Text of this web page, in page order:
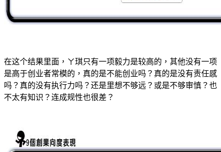
在这个结果里面，ㄚ琪只有一项毅力是较高的，其他没有一项
是高于创业者常模的，真的是不能创业吗？真的是没有责任感
吗？真的没有执行力吗？还是里想不够远？或是不够审慎？也
不太有知识？连成规性也很差？